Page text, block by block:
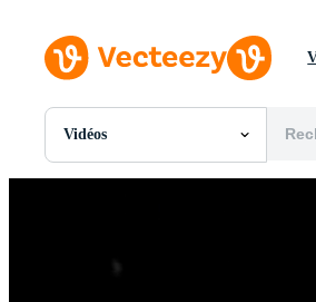
Vidéos
Toutes Images